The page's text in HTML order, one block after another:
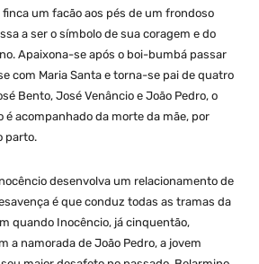
um facão aos pés de um frondoso
a ser o símbolo de sua coragem e do
Apaixona-se após o boi-bumbá passar
com Maria Santa e torna-se pai de quatro
Bento, José Venâncio e João Pedro, o
é acompanhado da morte da mãe, por
parto.
desenvolva um relacionamento de
é que conduz todas as tramas da
quando Inocêncio, já cinquentão,
a namorada de João Pedro, a jovem